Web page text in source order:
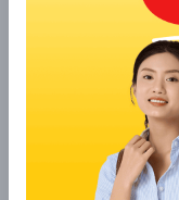
thích sự tinh tế,